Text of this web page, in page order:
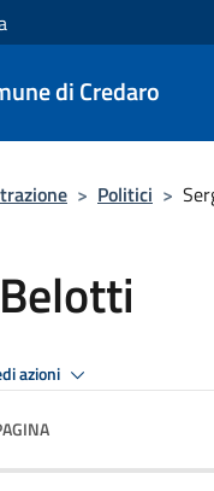
di Credaro
> Politici >
azioni